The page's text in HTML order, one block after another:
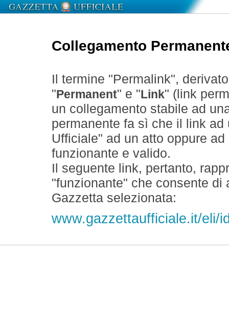
Collegamento
Il termine "Permalink",
" Permanent" e " Link" (link
un collegamento stabile ad
permanente fa sì che il link
Ufficiale" ad un atto oppure
funzionante e valido.
Il seguente link, pertanto,
"funzionante" che consente
Gazzetta selezionata:
www.gazzettaufficiale.it/eli/